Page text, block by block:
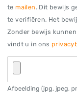
te mailen . Dit bewijs
te verifiëren. Het
Zonder bewijs
vindt u in ons
Afbeelding (jpg, jpeg,